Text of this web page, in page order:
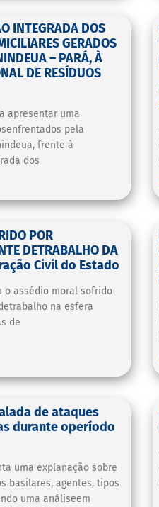
INTEGRADA DOS
GERADOS
– PARÁ, À
DE RESÍDUOS
apresentar uma
pela
frente à
dos
POR
DETRABALHO DA
Civil do Estado
o assédio moral sofrido
na esfera
de
de ataques
durante operíodo
uma explanação sobre
basilares, agentes, tipos
uma análiseem